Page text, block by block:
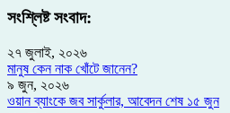
সংশ্লিষ্ট সংবাদ:
২৭ জুলাই, ২০২৬
মানুষ কেন নাক খোঁটে জানেন?
৯ জুন, ২০২৬
ওয়ান ব্যাংকে জব সার্কুলার, আবেদন শেষ ১৫ জুন